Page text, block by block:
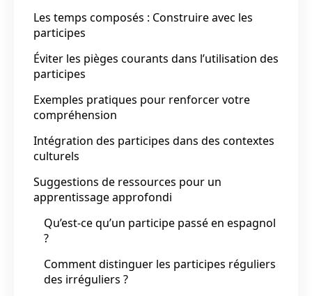
Les temps composés : Construire avec les
participes
Éviter les pièges courants dans l’utilisation des
participes
Exemples pratiques pour renforcer votre
compréhension
Intégration des participes dans des contextes
culturels
Suggestions de ressources pour un
apprentissage approfondi
Qu’est-ce qu’un participe passé en espagnol
?
Comment distinguer les participes réguliers
des irréguliers ?